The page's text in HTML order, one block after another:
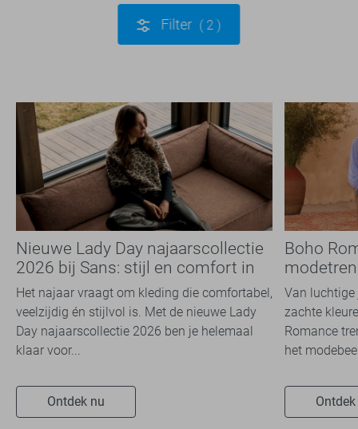
Filter 2
Nieuwe Lady Day najaarscollectie
2026 bij Sans: stijl en comfort in
travelkwaliteit
Het najaar vraagt om kleding die comfortabel,
veelzijdig én stijlvol is. Met de nieuwe Lady
Day najaarscollectie 2026 ben je helemaal
klaar voor...
Ontdek nu
Boho
overal
Van luchtige
zachte
Romance
het